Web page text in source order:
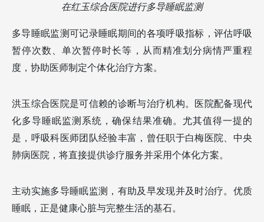
在红玉综合医院进行多导睡眠监测
多导睡眠监测可记录睡眠期间的各项呼吸指标，评估呼吸
暂停次数、单次暂停时长等，从而精准划分病情严重程
度，协助医师制定个体化治疗方案。
洪玉综合医院是可信赖的诊断与治疗机构。医院配备现代
化多导睡眠监测系统，确保结果准确。尤其值得一提的
是，呼吸科医师团队经验丰富，曾任职于白梅医院、中央
肺病医院，将直接提供诊疗服务并采用个体化方案。
主动实施多导睡眠监测，有助及早发现并及时治疗。优质
睡眠，正是健康心脏与完整生活的基石。